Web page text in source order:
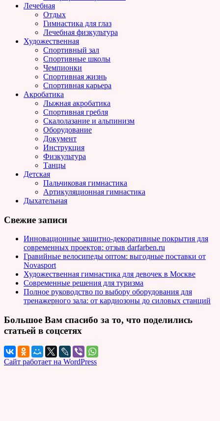
Лечебная
Отдых
Гимнастика для глаз
Лечебная физкультура
Художественная
Спортивный зал
Спортивные школы
Чемпионки
Спортивная жизнь
Спортивная карьера
Акробатика
Лыжная акробатика
Спортивная гребля
Скалолазание и альпинизм
Оборудование
Документ
Инструкция
Физкультура
Танцы
Детская
Пальчиковая гимнастика
Артикуляционная гимнастика
Дыхательная
Свежие записи
Инновационные защитно-декоративные покрытия для
современных проектов: отзыв darfarben.ru
Гравийные велосипеды оптом: выгодные поставки от
Novasport
Художественная гимнастика для девочек в Москве
Современные решения для туризма
Полное руководство по выбору оборудования для
тренажерного зала: от кардиозоны до силовых станций
Большое Вам спасибо за то, что поделились
статьей в соцсетях
Сайт работает на WordPress